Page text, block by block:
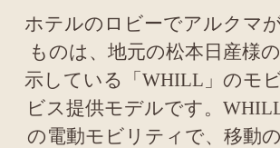
ホテルのロビーでアルクマ
ものは、地元の松本日産様
示している「WHILL」のモ
ビス提供モデルです。
の電動モビリティで、移動